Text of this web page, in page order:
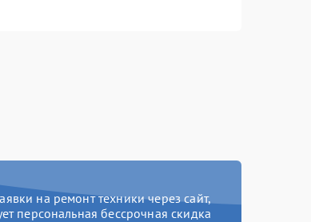
на ремонт техники через сайт,
персональная бессрочная скидка